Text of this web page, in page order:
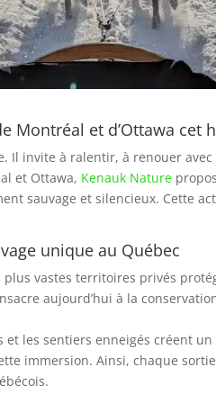
Montréal et d’Ottawa cet
Il invite à ralentir, à renouer
et Ottawa, Kenauk Nature
sauvage et silencieux. Cette
unique au Québec
vastes territoires privés
aujourd’hui à la
et les sentiers enneigés créent
immersion. Ainsi, chaque